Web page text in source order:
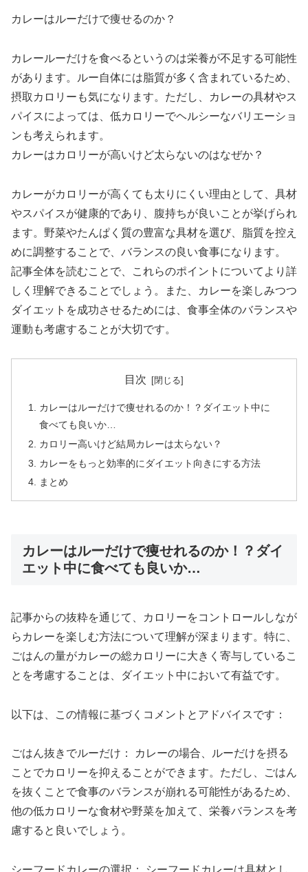
カレーはルーだけで痩せるのか？
カレールーだけを食べるというのは栄養が不足する可能性
があります。ルー自体には脂質が多く含まれているため、
摂取カロリーも気になります。ただし、カレーの具材やス
パイスによっては、低カロリーでヘルシーなバリエーショ
ンも考えられます。
カレーはカロリーが高いけど太らないのはなぜか？
カレーがカロリーが高くても太りにくい理由として、具材
やスパイスが健康的であり、腹持ちが良いことが挙げられ
ます。野菜やたんぱく質の豊富な具材を選び、脂質を控え
めに調整することで、バランスの良い食事になります。
記事全体を読むことで、これらのポイントについてより詳
しく理解できることでしょう。また、カレーを楽しみつつ
ダイエットを成功させるためには、食事全体のバランスや
運動も考慮することが大切です。
目次
カレーはルーだけで痩せれるのか！？ダイエット中に
食べても良いか…
カロリー高いけど結局カレーは太らない？
カレーをもっと効率的にダイエット向きにする方法
まとめ
カレーはルーだけで痩せれるのか！？ダイ
エット中に食べても良いか…
記事からの抜粋を通じて、カロリーをコントロールしなが
らカレーを楽しむ方法について理解が深まります。特に、
ごはんの量がカレーの総カロリーに大きく寄与しているこ
とを考慮することは、ダイエット中において有益です。
以下は、この情報に基づくコメントとアドバイスです：
ごはん抜きでルーだけ： カレーの場合、ルーだけを摂る
ことでカロリーを抑えることができます。ただし、ごはん
を抜くことで食事のバランスが崩れる可能性があるため、
他の低カロリーな食材や野菜を加えて、栄養バランスを考
慮すると良いでしょう。